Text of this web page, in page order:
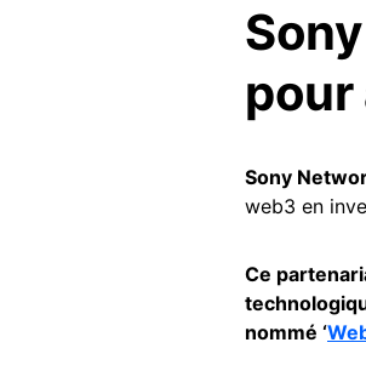
pour
Sony
web3 en
Ce
nommé ‘